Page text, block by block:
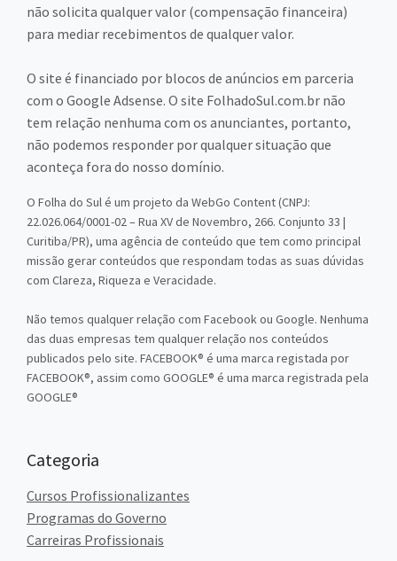
não solicita qualquer valor (compensação financeira)
para mediar recebimentos de qualquer valor.
O site é financiado por blocos de anúncios em parceria
com o Google Adsense. O site FolhadoSul.com.br não
tem relação nenhuma com os anunciantes, portanto,
não podemos responder por qualquer situação que
aconteça fora do nosso domínio.
O Folha do Sul é um projeto da WebGo Content (CNPJ:
22.026.064/0001-02 – Rua XV de Novembro, 266. Conjunto 33 |
Curitiba/PR), uma agência de conteúdo que tem como principal
missão gerar conteúdos que respondam todas as suas dúvidas
com Clareza, Riqueza e Veracidade.
Não temos qualquer relação com Facebook ou Google. Nenhuma
das duas empresas tem qualquer relação nos conteúdos
publicados pelo site. FACEBOOK® é uma marca registada por
FACEBOOK®, assim como GOOGLE® é uma marca registrada pela
GOOGLE®
Categoria
Cursos Profissionalizantes
Programas do Governo
Carreiras Profissionais